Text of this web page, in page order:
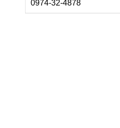
0974-32-4878